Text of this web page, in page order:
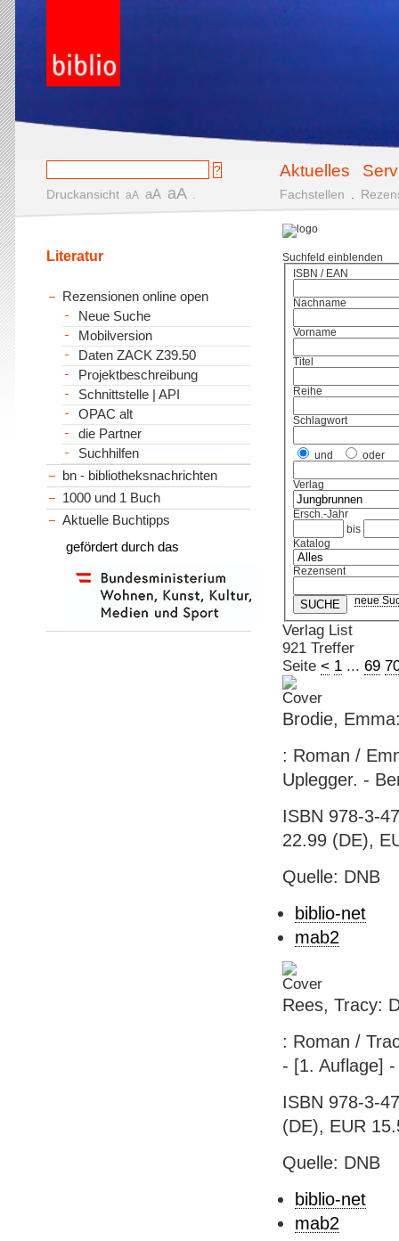
Aktuelles
Druckansicht aA aA aA Fachstellen
Suchfeld einblenden
ISBN / EAN
Nachname
Vorname
Titel
Reihe
Schlagwort
und oder
Verlag
Ersch.-Jahr
bis
Katalog
Rezensent
neue
Verlag List
921 Treffer
Seite < 1... 69
Brodie,
: Roman /
Uplegger. -
ISBN 978-3-
22.99 (DE),
Quelle: DNB
biblio-net
mab2
Rees, Tracy:
: Roman /
- [1. Auflage]
ISBN 978-3-
(DE), EUR
Quelle: DNB
biblio-net
mab2
Literatur
Rezensionen online open
Neue Suche
Mobilversion
Daten ZACK Z39.50
Projektbeschreibung
Schnittstelle | API
OPAC alt
die Partner
Suchhilfen
bn - bibliotheksnachrichten
1000 und 1 Buch
Aktuelle Buchtipps
gefördert durch das